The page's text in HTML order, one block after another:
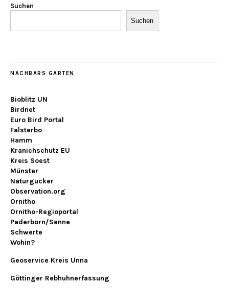
Suchen
Suchen
NACHBARS GARTEN
Bioblitz UN
Birdnet
Euro Bird Portal
Falsterbo
Hamm
Kranichschutz EU
Kreis Soest
Münster
Naturgucker
Observation.org
Ornitho
Ornitho-Regioportal
Paderborn/Senne
Schwerte
Wohin?
Geoservice Kreis Unna
Göttinger Rebhuhnerfassung